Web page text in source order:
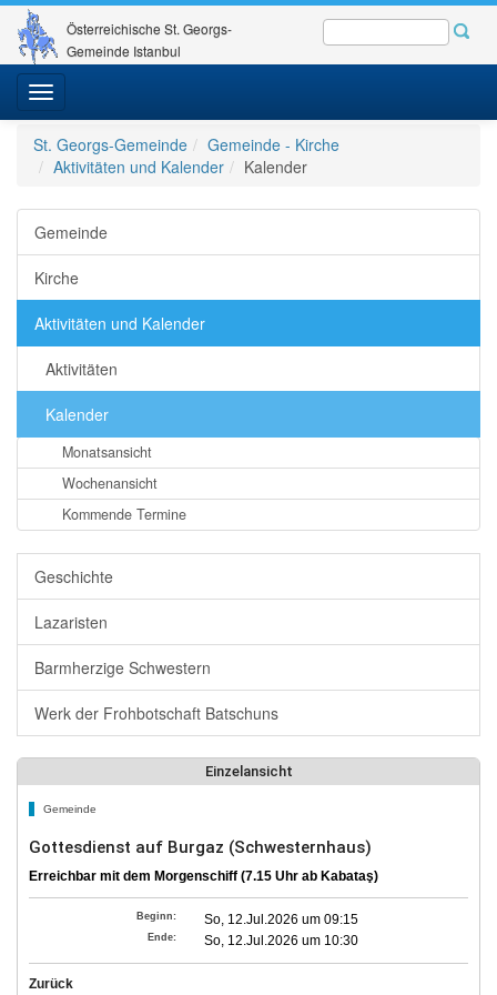
Österreichische St. Georgs-
Gemeinde Istanbul
Toggle
navigation
St. Georgs-Gemeinde
Gemeinde - Kirche
Aktivitäten und Kalender
Kalender
Gemeinde
Kirche
Aktivitäten und Kalender
Aktivitäten
Kalender
Monatsansicht
Wochenansicht
Kommende Termine
Geschichte
Lazaristen
Barmherzige Schwestern
Werk der Frohbotschaft Batschuns
Einzelansicht
Gemeinde
Gottesdienst auf Burgaz (Schwesternhaus)
Erreichbar mit dem Morgenschiff (7.15 Uhr ab Kabataş)
Beginn: So, 12.Jul.2026 um 09:15
Ende: So, 12.Jul.2026 um 10:30
Zurück